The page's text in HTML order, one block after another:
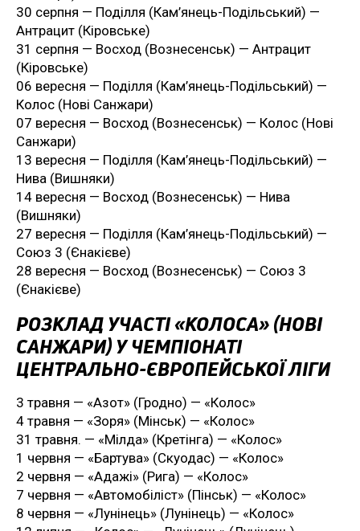
30 серпня — Поділля (Кам’янець-Подільський) —
Антрацит (Кіровське)
31 серпня — Восход (Вознесенськ) — Антрацит
(Кіровське)
06 вересня — Поділля (Кам’янець-Подільський) —
Колос (Нові Санжари)
07 вересня — Восход (Вознесенськ) — Колос (Нові
Санжари)
13 вересня — Поділля (Кам’янець-Подільський) —
Нива (Вишняки)
14 вересня — Восход (Вознесенськ) — Нива
(Вишняки)
27 вересня — Поділля (Кам’янець-Подільський) —
Союз 3 (Єнакієве)
28 вересня — Восход (Вознесенськ) — Союз 3
(Єнакієве)
РОЗКЛАД УЧАСТІ «КОЛОСА» (НОВІ
САНЖАРИ) У ЧЕМПІОНАТІ
ЦЕНТРАЛЬНО-ЄВРОПЕЙСЬКОЇ ЛІГИ
3 травня — «Азот» (Гродно) — «Колос»
4 травня — «Зоря» (Мінськ) — «Колос»
31 травня. — «Мілда» (Кретінга) — «Колос»
1 червня — «Бартува» (Скуодас) — «Колос»
2 червня — «Адажі» (Рига) — «Колос»
7 червня — «Автомобіліст» (Пінськ) — «Колос»
8 червня — «Лунінець» (Лунінець) — «Колос»